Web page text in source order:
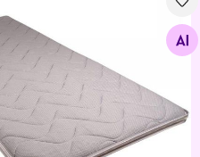
Hypnos Venus (HR, puuvill,